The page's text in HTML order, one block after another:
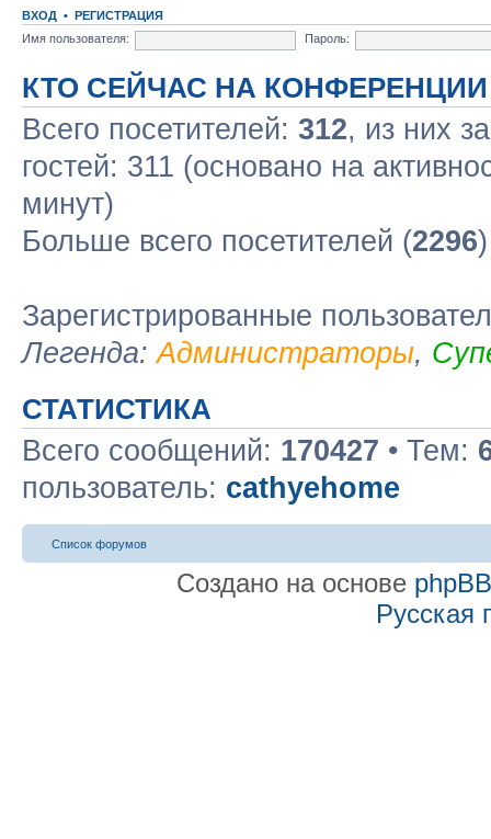
ВХОД • РЕГИСТРАЦИЯ
Имя пользователя:
Пароль:
КТО СЕЙЧАС НА КОНФЕРЕНЦИИ
Всего посетителей: 312, из них
гостей: 311 (основано на
минут)
Больше всего посетителей (2296
Зарегистрированные
Легенда:Администраторы,
СТАТИСТИКА
Всего сообщений: 170427 • Тем:
пользователь: cathyehome
Список форумов
Создано на основе phpBB
Русская